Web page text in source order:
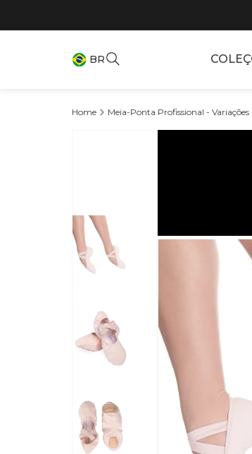
BR
Meia-Ponta Profissional - Variações